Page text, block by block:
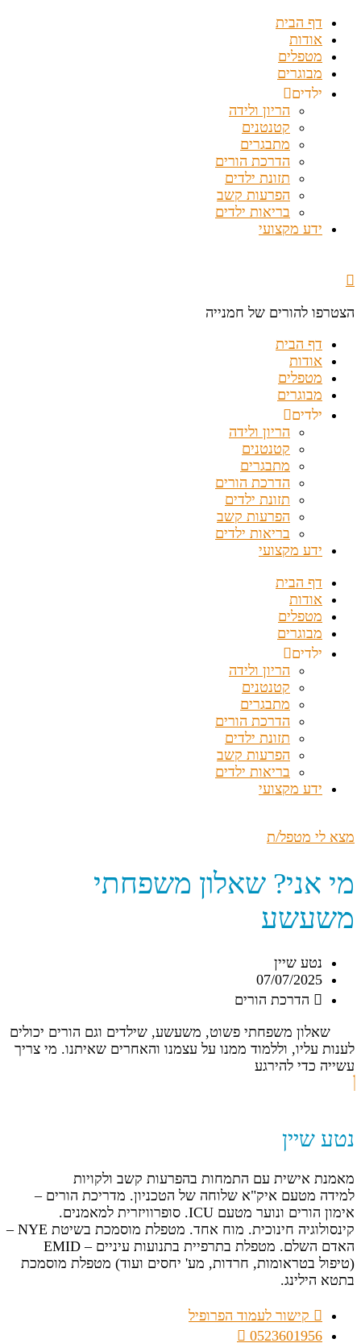
דף הבית
אודות
מטפלים
מבוגרים
ילדים
הריון ולידה
קטנטנים
מתבגרים
הדרכת הורים
תזונת ילדים
הפרעות קשב
בריאות ילדים
ידע מקצועי
הצטרפו להורים של חמנייה
דף הבית
אודות
מטפלים
מבוגרים
ילדים
הריון ולידה
קטנטנים
מתבגרים
הדרכת הורים
תזונת ילדים
הפרעות קשב
בריאות ילדים
ידע מקצועי
דף הבית
אודות
מטפלים
מבוגרים
ילדים
הריון ולידה
קטנטנים
מתבגרים
הדרכת הורים
תזונת ילדים
הפרעות קשב
בריאות ילדים
ידע מקצועי
מצא לי מטפל/ת
מי אני? שאלון משפחתי
משעשע
נטע שיין
07/07/2025
הדרכת הורים
שאלון משפחתי פשוט, משעשע, שילדים וגם הורים יכולים
לענות עליו, וללמוד ממנו על עצמנו והאחרים שאיתנו. מי צריך
עשייה כדי להירגע
נטע שיין
מאמנת אישית עם התמחות בהפרעות קשב ולקויות
למידה מטעם איק"א שלוחה של הטכניון. מדריכת הורים –
אימון הורים ונוער מטעם ICU. סופרוויזרית למאמנים.
קינסולוגיה חינוכית. מוח אחד. מטפלת מוסמכת בשיטת NYE –
האדם השלם. מטפלת בתרפיית בתנועות עיניים – EMID
(טיפול בטראומות, חרדות, מע' יחסים ועוד) מטפלת מוסמכת
בתטא הילינג.
קישור לעמוד הפרופיל
0523601956